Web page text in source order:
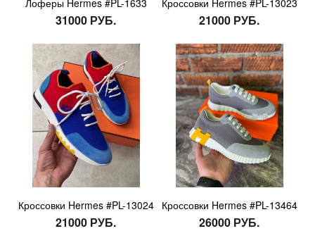
31000 РУБ. 21000 РУБ.
Кроссовки Hermes #PL-13024
21000 РУБ.
Кроссовки Hermes #PL-13464
26000 РУБ.